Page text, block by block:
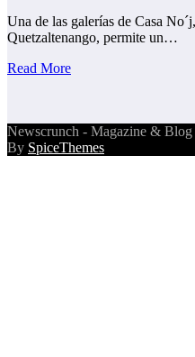
Una de las galerías de Casa
Quetzaltenango, permite un…
Read More
Newscrunch - Magazine & Blog
By SpiceThemes